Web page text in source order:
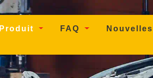
Produit FAQ Nouvelles